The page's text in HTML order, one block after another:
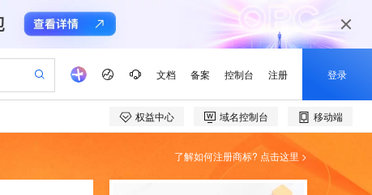
了解如何注册商标? 点击这里 >